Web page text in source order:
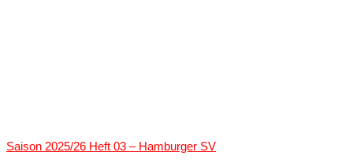
Saison 2025/26 Heft 03 – Hamburger SV